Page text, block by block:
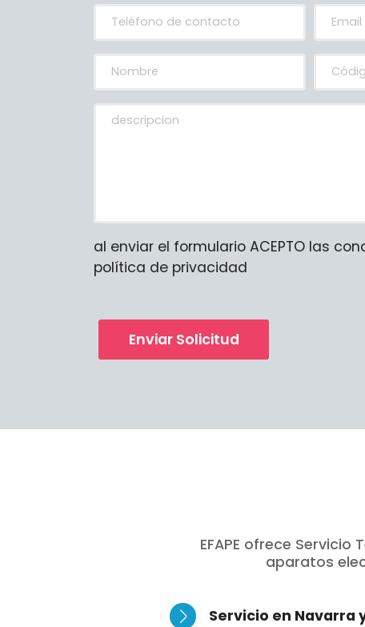
al enviar el formulario ACEPTO las
política de privacidad
Enviar Solicitud
EFAPE ofrece
aparatos
Servicio en Navarra